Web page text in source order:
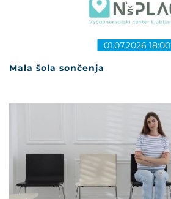
Mala šola sončenja
01.07.2026 18:00